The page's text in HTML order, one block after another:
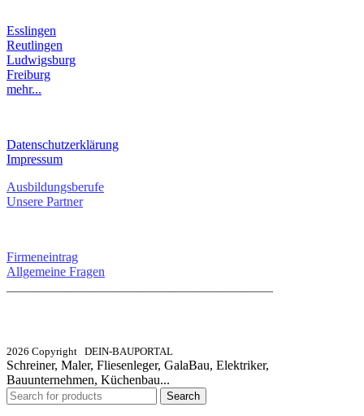
Esslingen
Reutlingen
Ludwigsburg
Freiburg
mehr...
Datenschutzerklärung
Impressum
Ausbildungsberufe
Unsere Partner
Firmeneintrag
Allgemeine Fragen
2026 Copyright DEIN-BAUPORTAL
Schreiner, Maler, Fliesenleger, GalaBau, Elektriker,
Bauunternehmen, Küchenbau...
Search